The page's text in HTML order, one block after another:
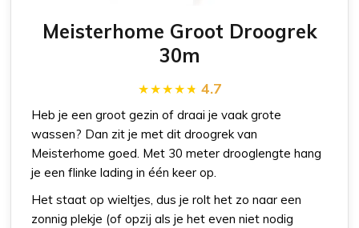
Meisterhome Groot Droogrek
30m
4.7
Heb je een groot gezin of draai je vaak grote
wassen? Dan zit je met dit droogrek van
Meisterhome goed. Met 30 meter drooglengte hang
je een flinke lading in één keer op.
Het staat op wieltjes, dus je rolt het zo naar een
zonnig plekje (of opzij als je het even niet nodig